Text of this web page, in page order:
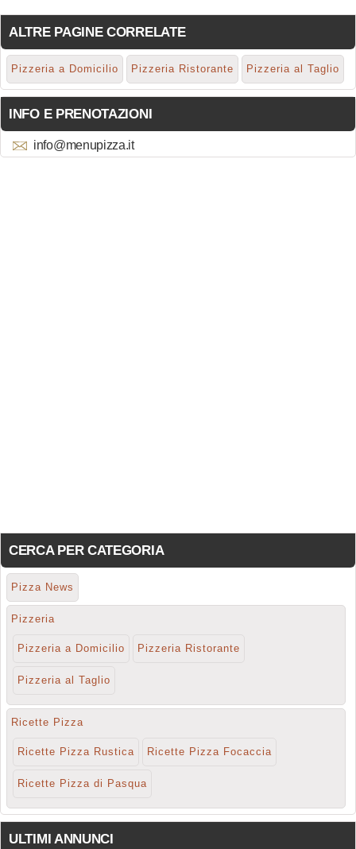
ALTRE PAGINE CORRELATE
Pizzeria a Domicilio Pizzeria Ristorante Pizzeria al Taglio
INFO E PRENOTAZIONI
info@menupizza.it
CERCA PER CATEGORIA
Pizza News
Pizzeria
Pizzeria a Domicilio Pizzeria Ristorante
Pizzeria al Taglio
Ricette Pizza
Ricette Pizza Rustica Ricette Pizza Focaccia
Ricette Pizza di Pasqua
ULTIMI ANNUNCI